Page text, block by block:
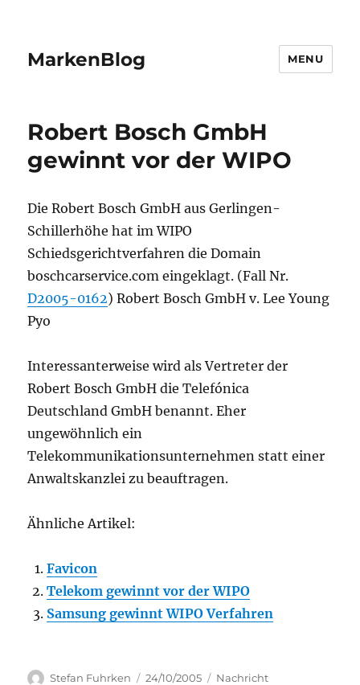
MarkenBlog MENU
Robert Bosch GmbH
gewinnt vor der WIPO
Die Robert Bosch GmbH aus Gerlingen-
Schillerhöhe hat im WIPO
Schiedsgerichtverfahren die Domain
boschcarservice.com eingeklagt. (Fall Nr.
D2005-0162) Robert Bosch GmbH v. Lee Young
Pyo
Interessanterweise wird als Vertreter der
Robert Bosch GmbH die Telefónica
Deutschland GmbH benannt. Eher
ungewöhnlich ein
Telekommunikationsunternehmen statt einer
Anwaltskanzlei zu beauftragen.
Ähnliche Artikel:
Favicon
Telekom gewinnt vor der WIPO
Samsung gewinnt WIPO Verfahren
Author
Stefan Fuhrken
Posted
24/10/2005 Categories
Nachricht